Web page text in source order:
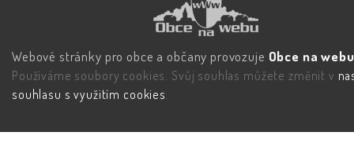
Webové stránky pro obce a občany provozuje Obce na
Používáme soubory cookies. Svůj souhlas můžete změnit v
souhlasu s využitím cookies.